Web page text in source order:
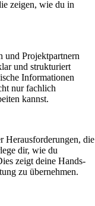
zeigen, wie du in
Projektpartnern
und strukturiert
Informationen
nur fachlich
kannst.
Herausforderungen, die
dir, wie du
zeigt deine Hands-
zu übernehmen.